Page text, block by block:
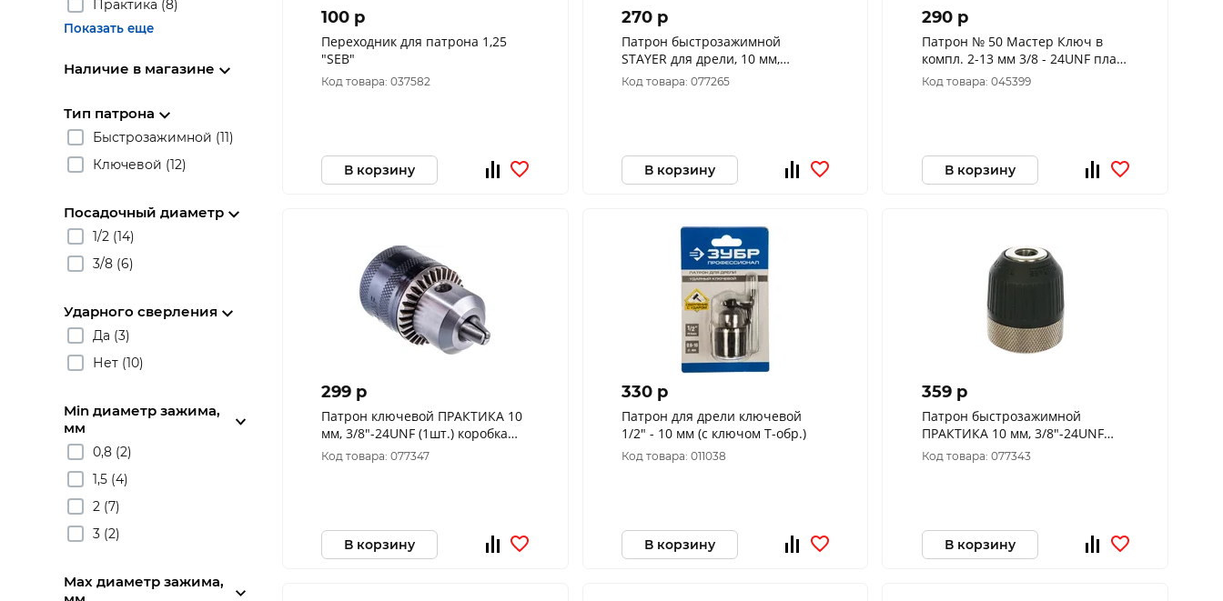
Практика (8)
Показать еще
Наличие в магазине
Тип патрона
Быстрозажимной (11)
Ключевой (12)
Посадочный диаметр
1/2 (14)
3/8 (6)
Ударного сверления
Да (3)
Нет (10)
Min диаметр зажима,
мм
0,8 (2)
1,5 (4)
2 (7)
3 (2)
Max диаметр зажима,
100 p
Переходник для патрона 1,25
"SEB"
Код товара: 037582
В корзину
270 p
Патрон быстрозажимной
STAYER для дрели, 10 мм,
посадочная резьба 1/2", Д 0,8-
10мм, пластиковый корпу
Код товара: 077265
В корзину
290 p
Патрон № 50 Мастер Ключ в
компл. 2-13 мм 3/8 - 24UNF пласт
бокс 70201004
Код товара: 045399
В корзину
299 p
Патрон ключевой ПРАКТИКА 10
мм, 3/8"-24UNF (1шт.) коробка
030-139
Код товара: 077347
В корзину
330 p
Патрон для дрели ключевой
1/2" - 10 мм (с ключом Т-обр.)
Код товара: 011038
В корзину
359 p
Патрон быстрозажимной
ПРАКТИКА 10 мм, 3/8"-24UNF
(1шт.) коробка 030-023
Код товара: 077343
В корзину